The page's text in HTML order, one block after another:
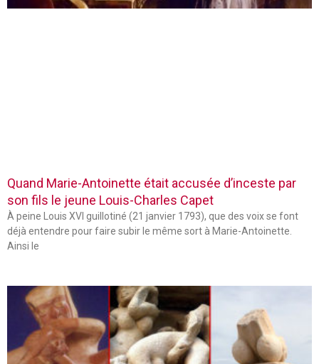
Quand Marie-Antoinette était accusée d’inceste par
son fils le jeune Louis-Charles Capet
À peine Louis XVI guillotiné (21 janvier 1793), que des voix se font
déjà entendre pour faire subir le même sort à Marie-Antoinette.
Ainsi le